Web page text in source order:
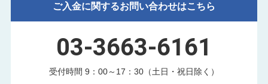
ご入金に関するお問い合わせはこちら
03-3663-6161
受付時間 9：00～17：30（土日・祝日除く）